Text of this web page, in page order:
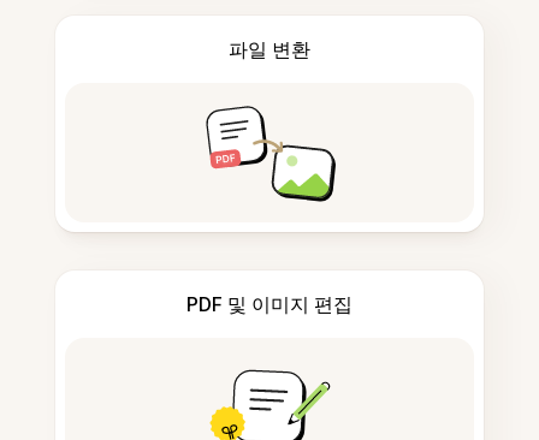
파일 변환
PDF 및 이미지 편집